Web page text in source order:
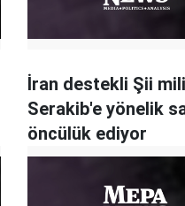
İran destekli Şii
Serakib'e yönelik
öncülük ediyor